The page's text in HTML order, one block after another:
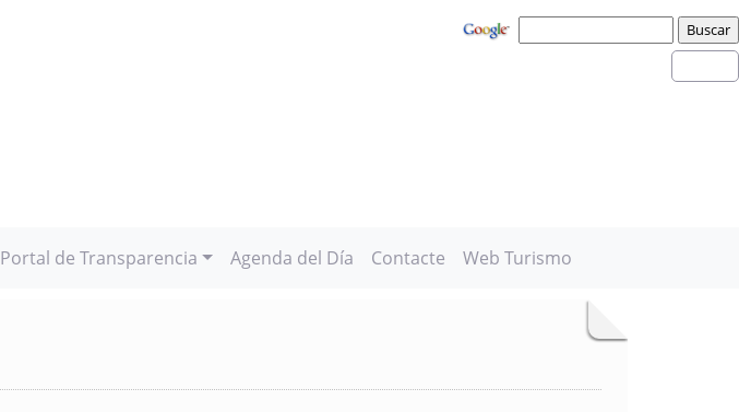
Portal de Transparencia Agenda del Día Contacte Web Turismo